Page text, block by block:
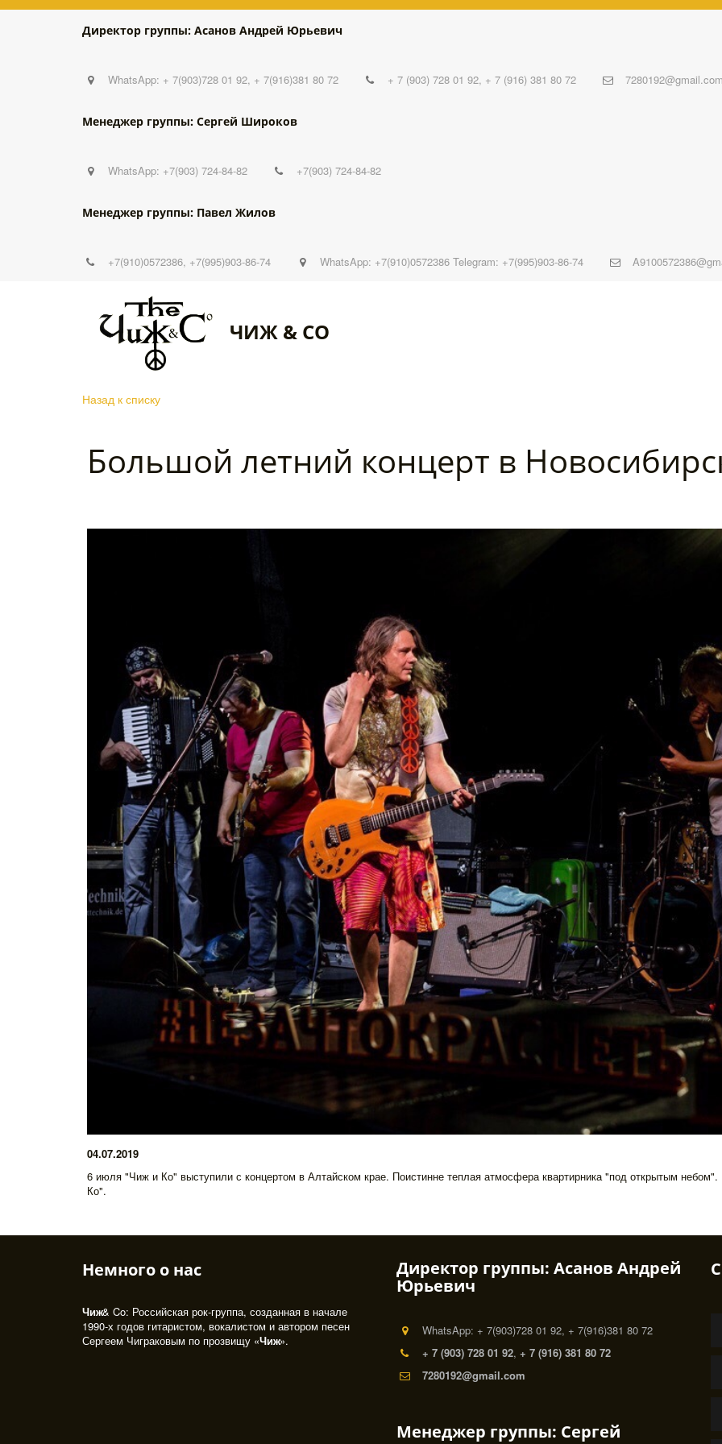
Директор группы: Асанов Андрей Юрьевич
WhatsApp: + 7(903)728 01 92, + 7(916)381 80 72 + 7 (903) 728 01 92, + 7 (916) 381 80 72
Менеджер группы: Сергей Широков
WhatsApp: +7(903) 724-84-82 +7(903) 724-84-82
Менеджер группы: Павел Жилов
+7(910)0572386, +7(995)903-86-74 WhatsApp: +7(910)0572386 Telegram: +7(995)903-86-74
ЧИЖ & CO
Назад к списку
Большой летний концерт в
04.07.2019
6 июля "Чиж и Ко" выступили с концертом в Алтайском крае. Поистинне теплая атмосфера квартирника "под открытым
Ко".
Немного о нас
Чиж& Co: Российская рок-группа, созданная в начале
1990-х годов гитаристом, вокалистом и автором песен
Сергеем Чиграковым по прозвищу «Чиж».
Директор группы: Асанов Андрей
Юрьевич
WhatsApp: + 7(903)728 01 92, + 7(916)381 80 72
+ 7 (903) 728 01 92, + 7 (916) 381 80 72
7280192@gmail.com
Менеджер группы: Сергей